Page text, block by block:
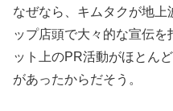
なぜなら、キムタクが地上
ップ店頭で大々的な宣伝
ット上のPR活動がほとん
があったからだそう。